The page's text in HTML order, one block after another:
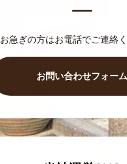
お急ぎの方はお電話でご連絡く
お問い合わせフォーム